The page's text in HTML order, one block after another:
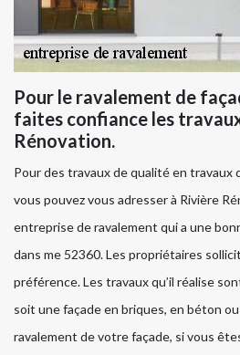
Pour le ravalement de
faites confiance les
Rénovation.
Pour des travaux de qualité en travaux
vous pouvez vous adresser à Rivière
entreprise de ravalement qui a une
dans me 52360. Les propriétaires
préférence. Les travaux qu’il réalise
soit une façade en briques, en béton
ravalement de votre façade, si vous